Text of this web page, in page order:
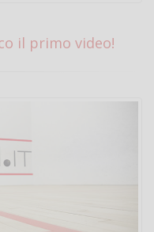
il primo video!